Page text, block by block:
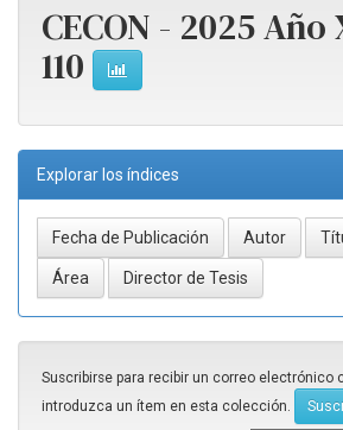
CECON - 2025
110
Explorar los índices
Suscribirse para recibir un correo electrónico
introduzca un ítem en esta colección.